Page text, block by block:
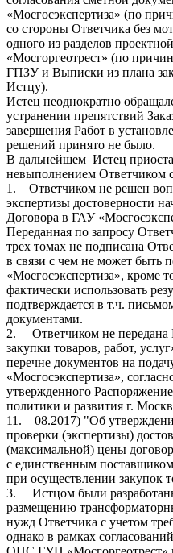
«Мосгосэкспертиза» (по
со стороны Ответчика без
одного из разделов
«Мосгоргеотрест» (по
ГПЗУ и Выписки из плана
Истцу).
Истец неоднократно
устранении препятствий
завершения Работ в
решений принято не было.
В дальнейшем Истец
невыполнением Ответчиком
1. Ответчиком не решен
экспертизы достоверности
Договора в ГАУ
Переданная по запросу
трех томах не подписана
в связи с чем не может быть
«Мосгосэкспертиза», кроме
фактически использовать
подтверждается в т.ч.
документами.
2. Ответчиком не передана
закупки товаров, работ,
перечне документов на
«Мосгосэкспертиза»,
утвержденного
политики и развития г.
11. 08.2017) "Об
проверки (экспертизы)
(максимальной) цены
с единственным
при осуществлении закупок
3. Истцом были
размещению
нужд Ответчика с учетом
однако в рамках